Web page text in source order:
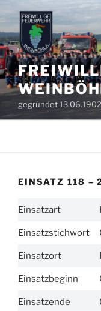
Inhalt
springen
gegründet 13.06.1902
EINSATZ 118 –
Einsatzart
Einsatzstichwort
Einsatzort
Einsatzbeginn
Einsatzende